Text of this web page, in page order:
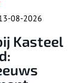
15-08-2026 - 15-
Zaanse